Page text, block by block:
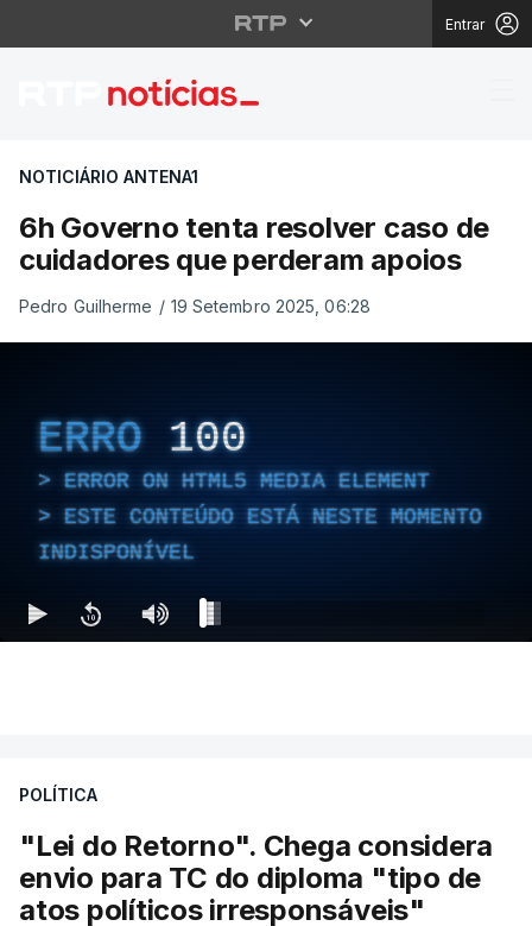
Entrar
6h Governo tenta
NOTICIÁRIO ANTENA1
6h Governo tenta resolver caso de
cuidadores que perderam apoios
Pedro Guilherme / 19 Setembro 2025, 06:28
ERRO 100
ERROR ON HTML5 MEDIA ELEMENT
ESTE CONTEÚDO ESTÁ NESTE MOMENTO
INDISPONÍVEL
POLÍTICA
"Lei do Retorno". Chega considera
envio para TC do diploma "tipo de
atos políticos irresponsáveis"